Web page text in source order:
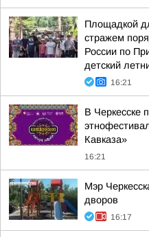
Площадкой
стражем
России по
детский
16:21
В Черкесске
Кавказа»
16:21
Мэр
дворов
16:17